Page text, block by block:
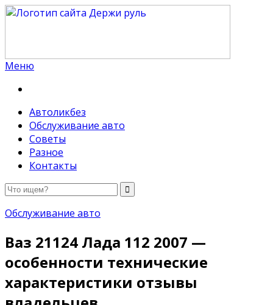
Меню
Автоликбез
Обслуживание авто
Советы
Разное
Контакты
Обслуживание авто
Ваз 21124 Лада 112 2007 —
особенности технические
характеристики отзывы